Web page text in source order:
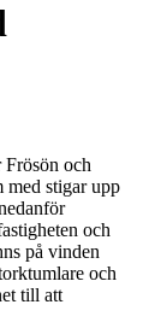
Frösön och
med stigar upp
och
på vinden
och
till att